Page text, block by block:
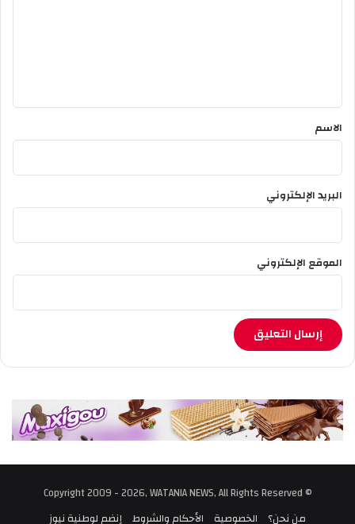
*
الاسم
البريد الإلكتروني
الموقع الإلكتروني
© Copyright 2009 - 2026, WATANIA NEWS, All Rights Reserved
من نحن؟
الخصوصية الأحكام والشروط إنضم لوطنية نيوز